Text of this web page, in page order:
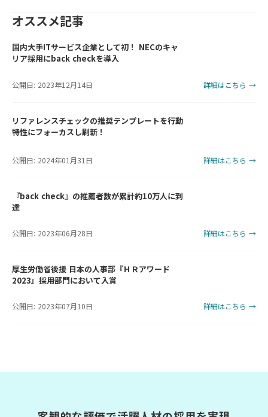
オススメ記事
国内大手ITサービス企業として初！ NECのキャ
リア採用にback checkを導入
公開日: 2023年12月14日 詳細はこちら →
リファレンスチェックの推奨テンプレートを行動
特性にフォーカスし刷新！
公開日: 2024年01月31日 詳細はこちら →
『back check』の推薦者数が累計約10万人に到
達
公開日: 2023年06月28日 詳細はこちら →
厚生労働省後援 日本の人事部『ＨＲアワード
2023』採用部門において入賞
公開日: 2023年07月10日 詳細はこちら →